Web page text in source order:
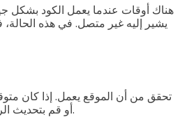
هناك أوقات عندما يعمل الكود بشكل
يشير إليه غير متصل. في هذه
تحقق من أن الموقع يعمل. إذا كان
أو قم بتحديث الرابط إلى صفحة تعمل.